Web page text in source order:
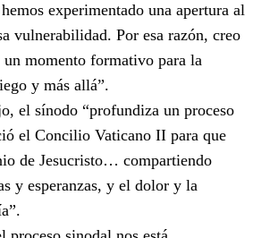
experimentado una apertura al
vulnerabilidad. Por esa razón, creo
momento formativo para la
y más allá”.
el sínodo “profundiza un proceso
el Concilio Vaticano II para que
de Jesucristo… compartiendo
y esperanzas, y el dolor y la